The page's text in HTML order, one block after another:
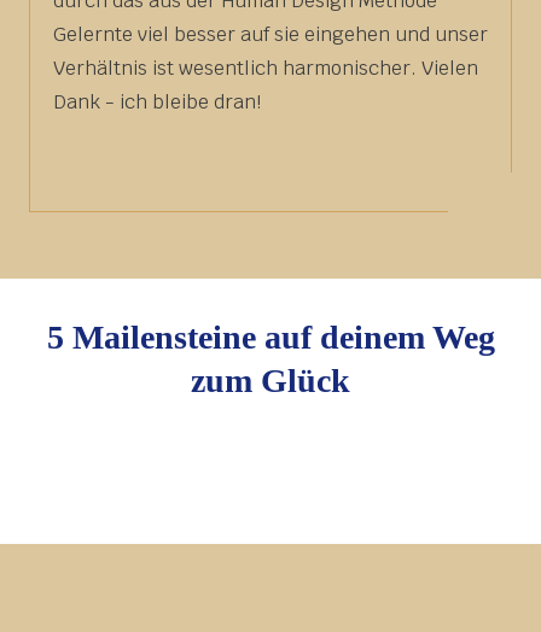
Gelernte viel besser auf sie eingehen und unser
Verhältnis ist wesentlich harmonischer. Vielen
Dank - ich bleibe dran!
5 Mailensteine auf deinem Weg
zum Glück